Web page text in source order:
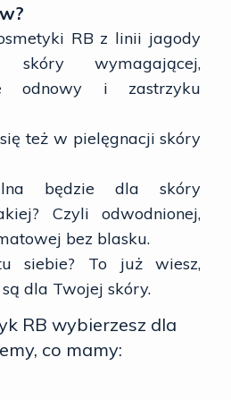
RB z linii jagody
wymagającej,
odnowy i zastrzyku
też w pielęgnacji skóry
będzie dla skóry
Czyli odwodnionej,
bez blasku.
siebie? To już wiesz,
dla Twojej skóry.
RB wybierzesz dla
co mamy: